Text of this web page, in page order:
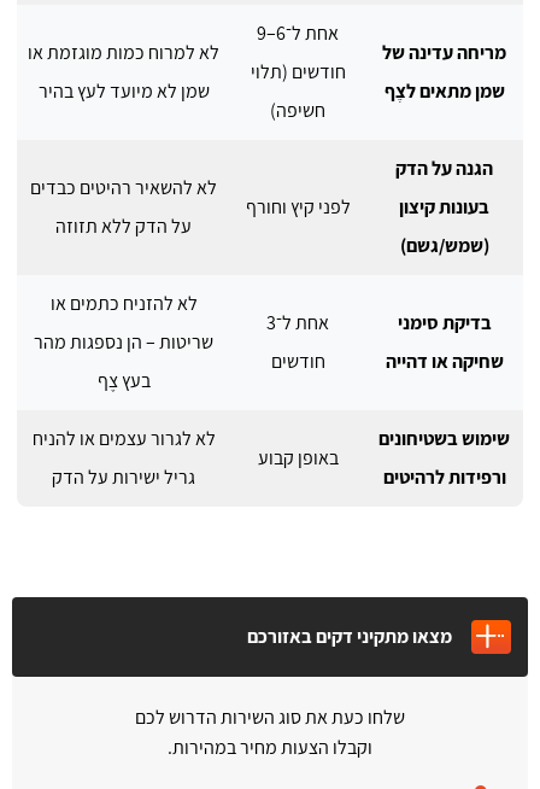
מריחה עדינה של
שמן מתאים לצֶף
אחת ל־6–9
חודשים (תלוי
חשיפה)
לא למרוח כמות מוגזמת או
שמן לא מיועד לעץ בהיר
הגנה על הדק
בעונות קיצון
(שמש/גשם)
לפני קיץ וחורף
לא להשאיר רהיטים כבדים
על הדק ללא תזוזה
בדיקת סימני
שחיקה או דהייה
אחת ל־3
חודשים
לא להזניח כתמים או
שריטות – הן נספגות מהר
בעץ צֶף
שימוש בשטיחונים
ורפידות לרהיטים
באופן קבוע
לא לגרור עצמים או להניח
גריל ישירות על הדק
מצאו מתקיני דקים באזורכם
שלחו כעת את סוג השירות הדרוש לכם
וקבלו הצעות מחיר במהירות.